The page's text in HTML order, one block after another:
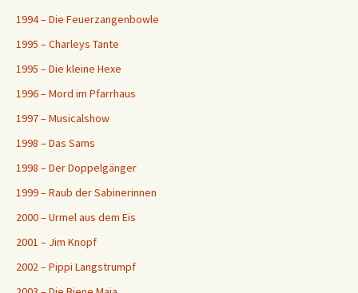
1994 – Die Feuerzangenbowle
1995 – Charleys Tante
1995 – Die kleine Hexe
1996 – Mord im Pfarrhaus
1997 – Musicalshow
1998 – Das Sams
1998 – Der Doppelgänger
1999 – Raub der Sabinerinnen
2000 – Urmel aus dem Eis
2001 – Jim Knopf
2002 – Pippi Langstrumpf